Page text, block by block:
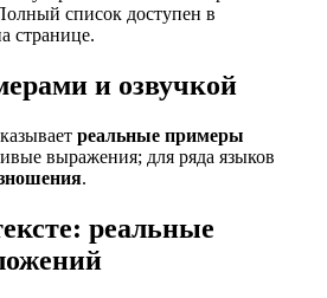
список доступен в
странице.
и озвучкой
реальные примеры
выражения; для ряда языков
.
реальные